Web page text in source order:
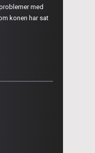
med
konen har sat